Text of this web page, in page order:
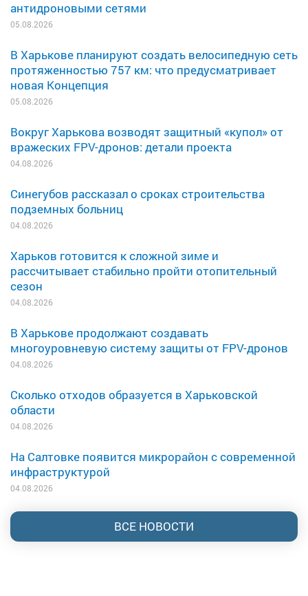
антидроновыми сетями
05.08.2026
В Харькове планируют создать велосипедную сеть
протяженностью 757 км: что предусматривает
новая Концепция
05.08.2026
Вокруг Харькова возводят защитный «купол» от
вражеских FPV-дронов: детали проекта
04.08.2026
Синегубов рассказал о сроках строительства
подземных больниц
04.08.2026
Харьков готовится к сложной зиме и
рассчитывает стабильно пройти отопительный
сезон
04.08.2026
В Харькове продолжают создавать
многоуровневую систему защиты от FPV-дронов
04.08.2026
Сколько отходов образуется в Харьковской
области
04.08.2026
На Салтовке появится микрорайон с современной
инфраструктурой
04.08.2026
ВСЕ НОВОСТИ